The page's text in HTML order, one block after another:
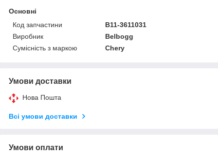
Основні
Код запчастини
B11-3611031
Виробник
Belbogg
Сумісність з маркою
Chery
Умови доставки
Нова Пошта
Всі умови доставки
Умови оплати